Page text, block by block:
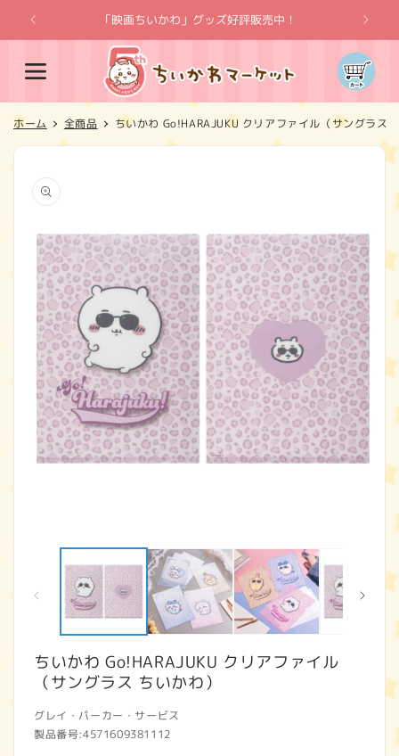
ンツに
進む
「映画ちいかわ」グッズ好評販売中！
カ
ー
ト
ホーム 全商品 ちいかわ Go!HARAJUKU クリアファイル（サングラス
報にス
キップ
ちいかわ Go!HARAJUKU クリアファイル
（サングラス ちいかわ）
グレイ・パーカー・サービス
製品番号:4571609381112